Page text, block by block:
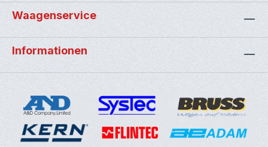
Waagenservice
Informationen